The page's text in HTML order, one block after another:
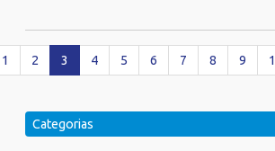
1 2 3 4 5 6 7 8 9
Categorias